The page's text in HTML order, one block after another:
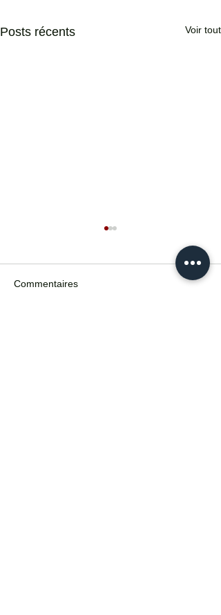
Posts récents Voir tout
Commentaires